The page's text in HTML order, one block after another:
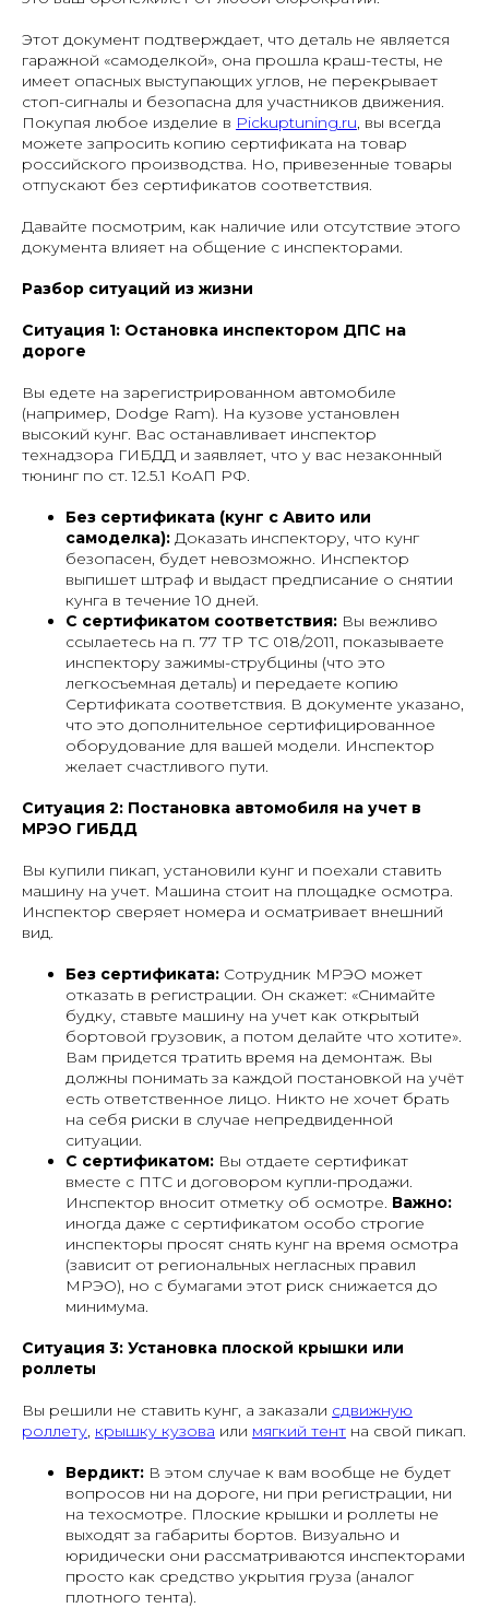
Этот документ подтверждает, что деталь не является
гаражной «самоделкой», она прошла краш-тесты, не
имеет опасных выступающих углов, не перекрывает
стоп-сигналы и безопасна для участников движения.
Покупая любое изделие в Pickuptuning.ru, вы всегда
можете запросить копию сертификата на товар
российского производства. Но, привезенные товары
отпускают без сертификатов соответствия.
Давайте посмотрим, как наличие или отсутствие этого
документа влияет на общение с инспекторами.
Разбор ситуаций из жизни
Ситуация 1: Остановка инспектором ДПС на
дороге
Вы едете на зарегистрированном автомобиле
(например, Dodge Ram). На кузове установлен
высокий кунг. Вас останавливает инспектор
технадзора ГИБДД и заявляет, что у вас незаконный
тюнинг по ст. 12.5.1 КоАП РФ.
Без сертификата (кунг с Авито или
самоделка): Доказать инспектору, что кунг
безопасен, будет невозможно. Инспектор
выпишет штраф и выдаст предписание о снятии
кунга в течение 10 дней.
С сертификатом соответствия: Вы вежливо
ссылаетесь на п. 77 ТР ТС 018/2011, показываете
инспектору зажимы-струбцины (что это
легкосъемная деталь) и передаете копию
Сертификата соответствия. В документе указано,
что это дополнительное сертифицированное
оборудование для вашей модели. Инспектор
желает счастливого пути.
Ситуация 2: Постановка автомобиля на учет в
МРЭО ГИБДД
Вы купили пикап, установили кунг и поехали ставить
машину на учет. Машина стоит на площадке осмотра.
Инспектор сверяет номера и осматривает внешний
вид.
Без сертификата: Сотрудник МРЭО может
отказать в регистрации. Он скажет: «Снимайте
будку, ставьте машину на учет как открытый
бортовой грузовик, а потом делайте что хотите».
Вам придется тратить время на демонтаж. Вы
должны понимать за каждой постановкой на учёт
есть ответственное лицо. Никто не хочет брать
на себя риски в случае непредвиденной
ситуации.
С сертификатом: Вы отдаете сертификат
вместе с ПТС и договором купли-продажи.
Инспектор вносит отметку об осмотре. Важно:
иногда даже с сертификатом особо строгие
инспекторы просят снять кунг на время осмотра
(зависит от региональных негласных правил
МРЭО), но с бумагами этот риск снижается до
минимума.
Ситуация 3: Установка плоской крышки или
роллеты
Вы решили не ставить кунг, а заказали сдвижную
роллету, крышку кузова или мягкий тент на свой пикап.
Вердикт: В этом случае к вам вообще не будет
вопросов ни на дороге, ни при регистрации, ни
на техосмотре. Плоские крышки и роллеты не
выходят за габариты бортов. Визуально и
юридически они рассматриваются инспекторами
просто как средство укрытия груза (аналог
плотного тента).